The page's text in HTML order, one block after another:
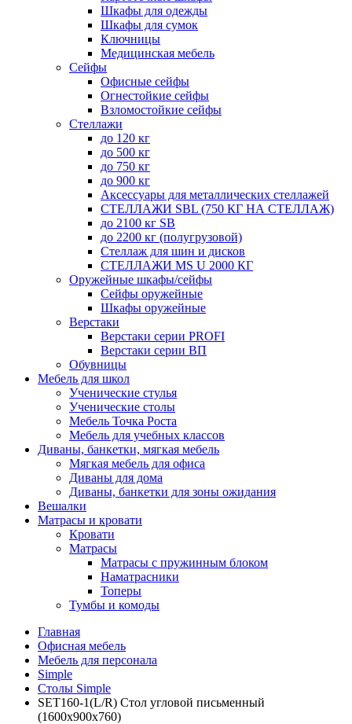
Шкафы для одежды
Шкафы для сумок
Ключницы
Медицинская мебель
Сейфы
Офисные сейфы
Огнестойкие сейфы
Взломостойкие сейфы
Стеллажи
до 120 кг
до 500 кг
до 750 кг
до 900 кг
Аксессуары для металлических стеллажей
СТЕЛЛАЖИ SBL (750 КГ НА СТЕЛЛАЖ)
до 2100 кг SB
до 2200 кг (полугрузовой)
Стеллаж для шин и дисков
СТЕЛЛАЖИ MS U 2000 КГ
Оружейные шкафы/сейфы
Сейфы оружейные
Шкафы оружейные
Верстаки
Верстаки серии PROFI
Верстаки серии ВП
Обувницы
Мебель для школ
Ученические стулья
Ученические столы
Мебель Точка Роста
Мебель для учебных классов
Диваны, банкетки, мягкая мебель
Мягкая мебель для офиса
Диваны для дома
Диваны, банкетки для зоны ожидания
Вешалки
Матрасы и кровати
Кровати
Матрасы
Матрасы с пружинным блоком
Наматрасники
Топеры
Тумбы и комоды
Главная
Офисная мебель
Мебель для персонала
Simple
Столы Simple
SET160-1(L/R) Стол угловой письменный
(1600х900х760)